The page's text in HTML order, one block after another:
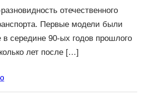
отечественного
Первые модели были
середине 90-ых годов прошлого
лет после […]